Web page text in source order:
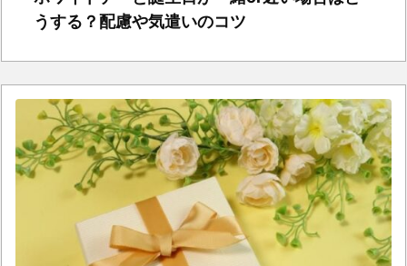
うする？配慮や気遣いのコツ